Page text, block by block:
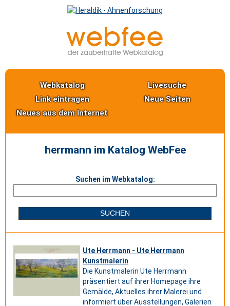
Webkatalog
Livesuche
Link eintragen
Neue Seiten
Neues aus dem Internet
herrmann im Katalog WebFee
Suchen im Webkatalog:
Ute Herrmann - Ute Herrmann
Kunstmalerin
Die Kunstmalerin Ute Herrmann
präsentiert auf ihrer Homepage ihre
Gemälde, Aktuelles ihrer Malerei und
informiert über Ausstellungen, Galerien